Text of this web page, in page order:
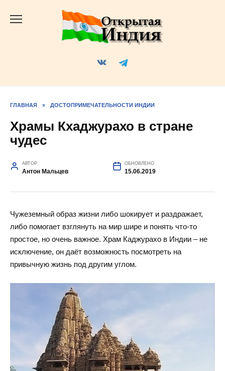
ГЛАВНАЯ » ДОСТОПРИМЕЧАТЕЛЬНОСТИ ИНДИИ
Храмы Кхаджурахо в стране
чудес
АВТОР
Антон Мальцев
ОБНОВЛЕНО
15.06.2019
Чужеземный образ жизни либо шокирует и раздражает,
либо помогает взглянуть на мир шире и понять что-то
простое, но очень важное. Храм Каджурахо в Индии – не
исключение, он даёт возможность посмотреть на
привычную жизнь под другим углом.